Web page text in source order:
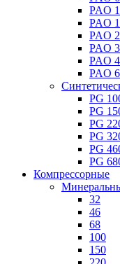
PAO
PAO
PAO
PAO
PAO
PAO
PG
PG
PG
PG
PG
PG
Компрессорные
32
46
68
100
150